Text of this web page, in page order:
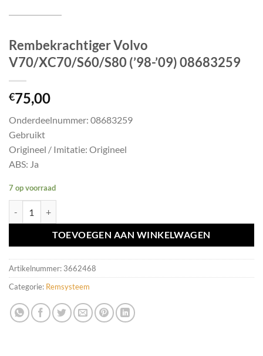
Rembekrachtiger Volvo
V70/XC70/S60/S80 (’98-’09) 08683259
€75,00
Onderdeelnummer: 08683259
Gebruikt
Origineel / Imitatie: Origineel
ABS: Ja
7 op voorraad
TOEVOEGEN AAN WINKELWAGEN
Artikelnummer: 3662468
Categorie: Remsysteem